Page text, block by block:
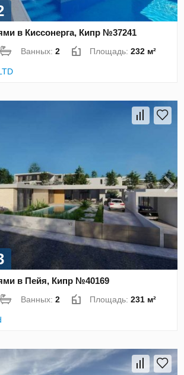
в Киссонерга, Кипр №37241
Ванных:2 Площадь:232 м²
в Пейя, Кипр №40169
Ванных:2 Площадь:231 м²